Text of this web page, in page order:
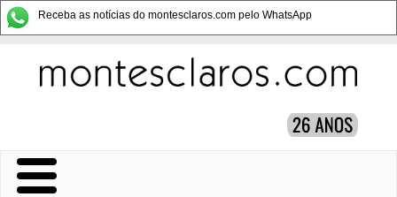
Receba as notícias do montesclaros.com pelo WhatsApp